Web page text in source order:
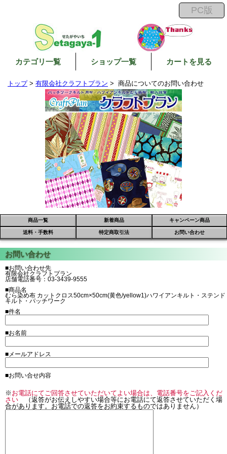
カテゴリ一覧 ショップ一覧 カートを見る
トップ> 有限会社クラフトプラン > 商品についてのお問い合わせ
商品一覧 新着商品 キャンペーン商品
送料・手数料 特定商取引法 お問い合わせ
■お問い合わせ先
有限会社クラフトプラン
店舗電話番号：03-3439-9555
■商品名
むら染め布 カットクロス50cm×50cm(黄色/yellow1)ハワイアンキルト・ステンド
キルト・パッチワーク
■件名
■お名前
■メールアドレス
■お問い合せ内容
※ お電話にてご回答させていただいてよい場合は、電話番号をご記入くだ
さい （返答がお伝えしやすい場合等にお電話にて返答させていただく場
合があります。お電話での返答をお約束するものではありません）